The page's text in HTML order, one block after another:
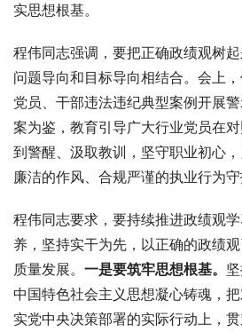
实思想根基。
程伟同志强调，要把正确政绩观树
问题导向和目标导向相结合。会上
党员、干部违法违纪典型案例开展
案为鉴，教育引导广大行业党员在
到警醒、汲取教训，坚守职业初心
廉洁的作风、合规严谨的执业行为守
程伟同志要求，要持续推进政绩观
养，坚持实干为先，以正确的政绩
质量发展。 一是要筑牢思想根基。
中国特色社会主义思想凝心铸魂，
实党中央决策部署的实际行动上，